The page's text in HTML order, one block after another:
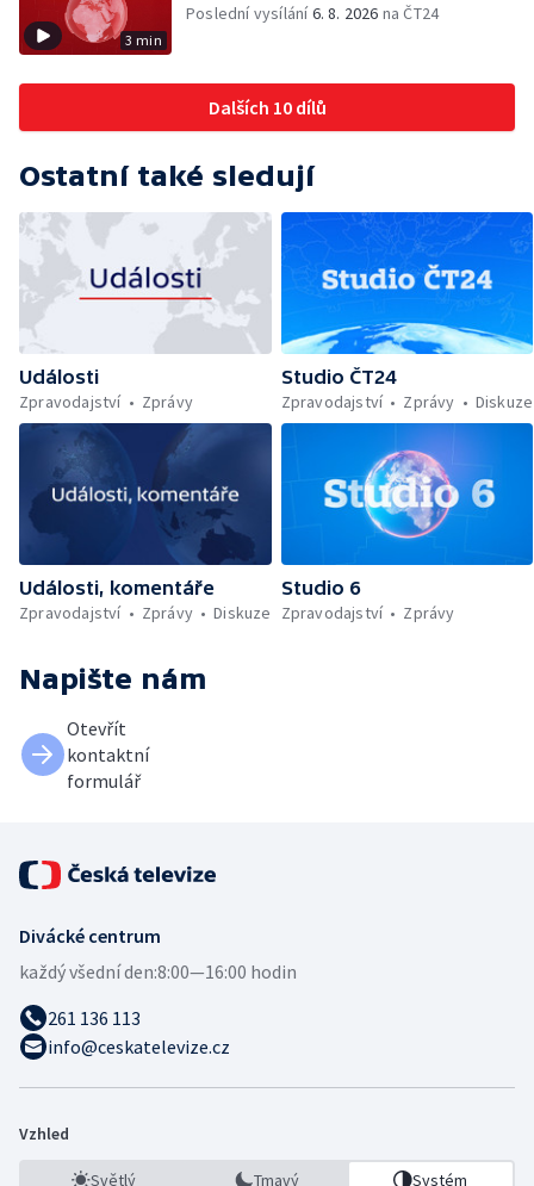
3 min
Poslední vysílání6. 8. 2026 na ČT24
Dalších 10 dílů
Ostatní také sledují
Události
Zpravodajství
Zprávy
Studio ČT24
Zpravodajství
Zprávy Diskuze
Události, komentáře
Zpravodajství
Zprávy Diskuze
Studio 6
Zpravodajství
Zprávy
Napište nám
Otevřít
kontaktní
formulář
Divácké centrum
každý všední den:8:00—16:00 hodin
261 136 113
info@ceskatelevize.cz
Vzhled
Světlý Tmavý Systém